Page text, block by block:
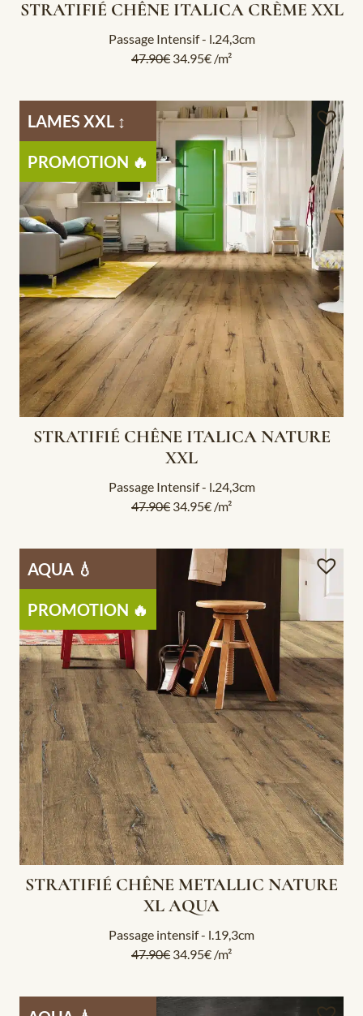
STRATIFIÉ CHÊNE ITALICA CRÈME XXL
Passage Intensif - l.24,3cm
47.90€ 34.95€ /m²
LAMES XXL ↕️
PROMOTION 🔥
STRATIFIÉ CHÊNE ITALICA NATURE
XXL
Passage Intensif - l.24,3cm
47.90€ 34.95€ /m²
AQUA 💧
PROMOTION 🔥
STRATIFIÉ CHÊNE METALLIC NATURE
XL AQUA
Passage intensif - l.19,3cm
47.90€ 34.95€ /m²